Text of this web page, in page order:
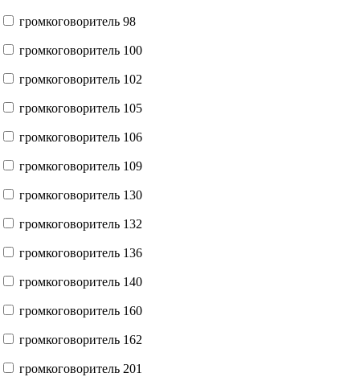
громкоговоритель 98
громкоговоритель 100
громкоговоритель 102
громкоговоритель 105
громкоговоритель 106
громкоговоритель 109
громкоговоритель 130
громкоговоритель 132
громкоговоритель 136
громкоговоритель 140
громкоговоритель 160
громкоговоритель 162
громкоговоритель 201